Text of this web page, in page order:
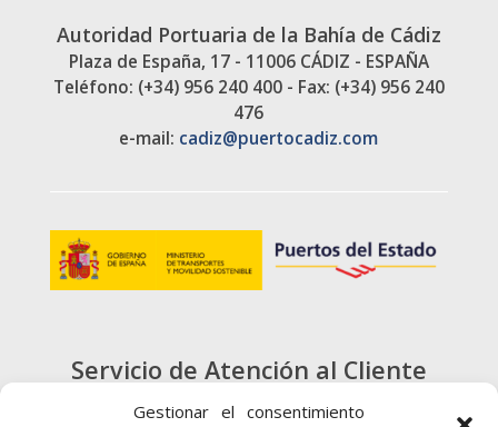
Gestionar el consentimiento
Autoridad Portuaria de la Bahía de Cádiz
Plaza de España, 17 - 11006 CÁDIZ - ESPAÑA
Teléfono: (+34) 956 240 400 - Fax: (+34) 956 240
476
e-mail: cadiz@puertocadiz.com
Servicio de Atención al Cliente
900 720 415